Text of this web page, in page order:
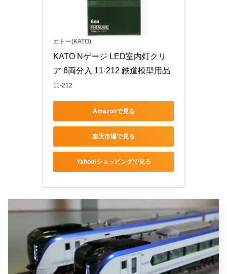
カトー(KATO)
KATO Nゲージ LED室内灯クリ
ア 6両分入 11-212 鉄道模型用品
11-212
Amazonで見る
楽天市場で見る
Yahoo!ショッピングで見る